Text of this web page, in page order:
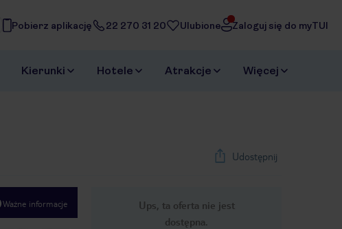
Pobierz aplikację 22 270 31 20 Ulubione Zaloguj się do myTUI
Kierunki Hotele Atrakcje Więcej
Udostępnij
Ups, ta oferta nie jest
dostępna.
Ważne informacje
1 /12